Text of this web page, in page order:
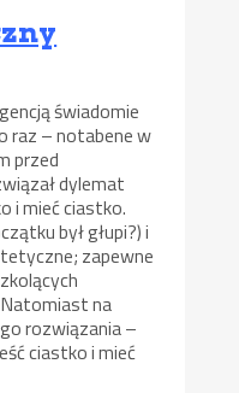
świadomie
raz – notabene w
przed
dylemat
i mieć ciastko.
był głupi?) i
zapewne
na
rozwiązania –
ciastko i mieć